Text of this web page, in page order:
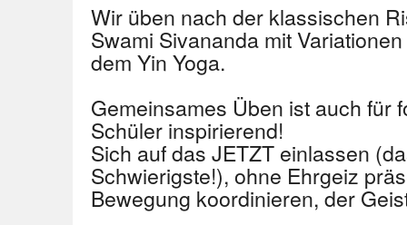
Wir üben nach der klassischen
Swami Sivananda mit
dem Yin Yoga.
Gemeinsames Üben ist auch für
Schüler inspirierend!
Sich auf das JETZT einlassen
Schwierigste!), ohne Ehrgeiz
Bewegung koordinieren, der